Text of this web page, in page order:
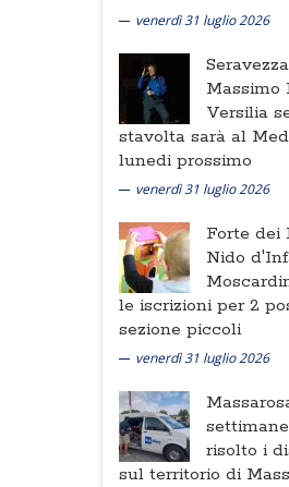
venerdì 31 luglio 2026
Massimo
Versilia
stavolta sarà al
lunedi prossimo
venerdì 31 luglio 2026
Forte dei
Nido
le iscrizioni per 2
sezione piccoli
venerdì 31 luglio 2026
risolto i
sul territorio di